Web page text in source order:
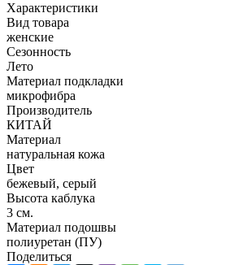
Характеристики
Вид товара
женские
Сезонность
Лето
Материал подкладки
микрофибра
Производитель
КИТАЙ
Материал
натуральная кожа
Цвет
бежевый, серый
Высота каблука
3 см.
Материал подошвы
полиуретан (ПУ)
Поделиться